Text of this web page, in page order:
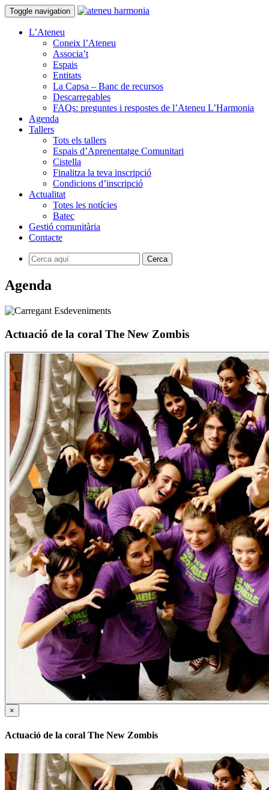
Toggle navigation
L’Ateneu
Coneix l’Ateneu
Associa’t
Espais
Entitats
La Capsa – Banc de recursos
Descarregables
FAQs: preguntes i respostes de l’Ateneu L’Harmonia
Agenda
Tallers
Tots els tallers
Espais d’Aprenentatge Comunitari
Cistella
Finalitza la teva inscripció
Condicions d’inscripció
Actualitat
Totes les notícies
Batec
Gestió comunitària
Contacte
Agenda
Actuació de la coral The New Zombis
×
Actuació de la coral The New Zombis